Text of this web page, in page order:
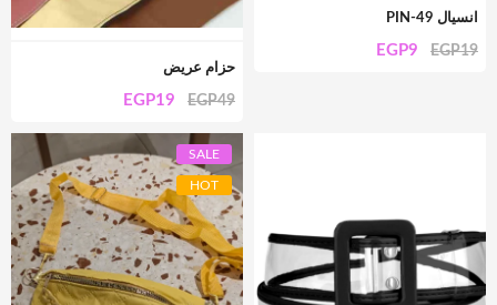
حزام عريض
EGP49
EGP19
انسيال PIN-49
EGP19
EGP9
SALE
HOT